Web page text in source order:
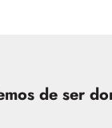
de ser